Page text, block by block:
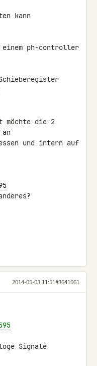
kann
einem ph-controller
möchte die 2
und intern auf
2014-05-03 11:51#3641061
Signale